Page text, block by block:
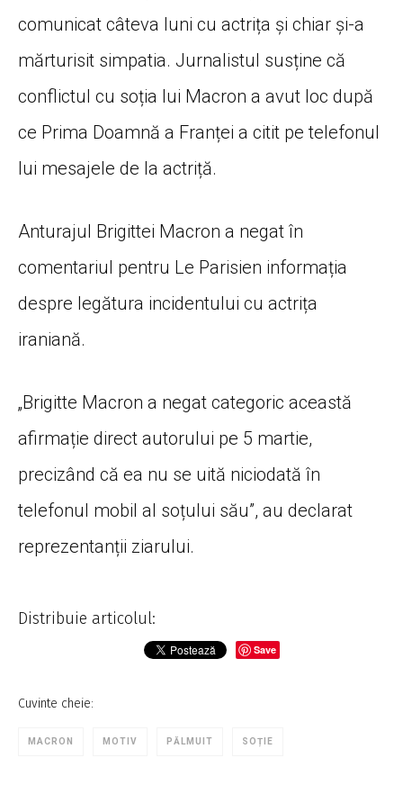
comunicat câteva luni cu actrița și chiar și-a
mărturisit simpatia. Jurnalistul susține că
conflictul cu soția lui Macron a avut loc după
ce Prima Doamnă a Franței a citit pe telefonul
lui mesajele de la actriță.
Anturajul Brigittei Macron a negat în
comentariul pentru Le Parisien informația
despre legătura incidentului cu actrița
iraniană.
„Brigitte Macron a negat categoric această
afirmație direct autorului pe 5 martie,
precizând că ea nu se uită niciodată în
telefonul mobil al soțului său”, au declarat
reprezentanții ziarului.
Distribuie articolul:
Save
Cuvinte cheie:
MACRON MOTIV PĂLMUIT SOȚIE